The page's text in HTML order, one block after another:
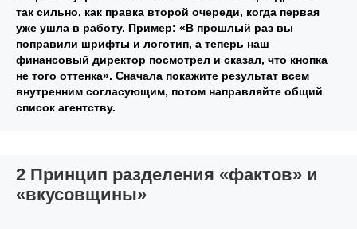
так сильно, как правка второй очереди, когда первая
уже ушла в работу. Пример: «В прошлый раз вы
поправили шрифты и логотип, а теперь наш
финансовый директор посмотрел и сказал, что кнопка
не того оттенка». Сначала покажите результат всем
внутренним согласующим, потом направляйте общий
список агентству.
2 Принцип разделения «фактов» и
«вкусовщины»